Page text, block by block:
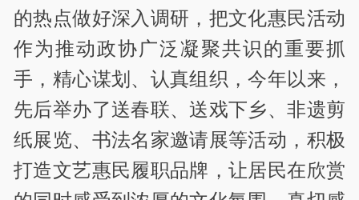
的热点做好深入调研，把文化惠民活动
作为推动政协广泛凝聚共识的重要抓
手，精心谋划、认真组织，今年以来，
先后举办了送春联、送戏下乡、非遗剪
纸展览、书法名家邀请展等活动，积极
打造文艺惠民履职品牌，让居民在欣赏